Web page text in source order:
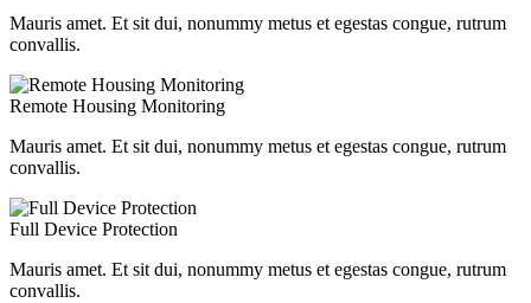
Mauris amet. Et sit dui, nonummy metus et egestas congue, rutrum
convallis.
Remote Housing Monitoring
Mauris amet. Et sit dui, nonummy metus et egestas congue, rutrum
convallis.
Full Device Protection
Mauris amet. Et sit dui, nonummy metus et egestas congue, rutrum
convallis.